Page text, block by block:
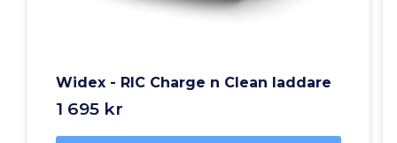
Widex - RIC Charge n Clean laddare
1 695 kr